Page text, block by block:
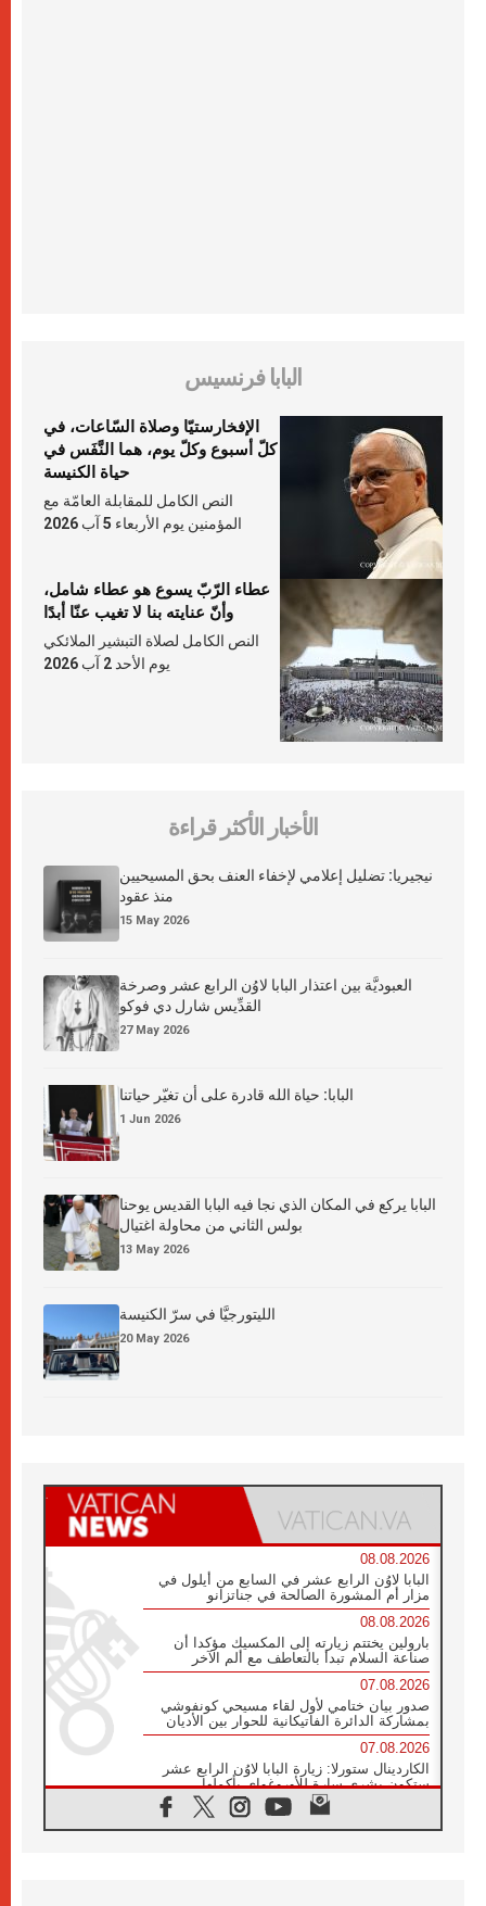
البابا فرنسيس
الإفخارستيّا وصلاة السّاعات، في
كلّ أسبوع وكلّ يوم، هما النَّفَس في
حياة الكنيسة
النص الكامل للمقابلة العامّة مع
المؤمنين يوم الأربعاء 5 آب 2026
عطاء الرّبّ يسوع هو عطاء شامل،
وأنّ عنايته بنا لا تغيب عنّا أبدًا
النص الكامل لصلاة التبشير الملائكي
يوم الأحد 2 آب 2026
الأخبار الأكثر قراءة
نيجيريا: تضليل إعلامي لإخفاء العنف بحق المسيحيين
منذ عقود
15 May 2026
العبوديَّة بين اعتذار البابا لاوُن الرابع عشر وصرخة
القدِّيس شارل دي فوكو
27 May 2026
البابا: حياة الله قادرة على أن تغيّر حياتنا
1 Jun 2026
البابا يركع في المكان الذي نجا فيه البابا القديس يوحنا
بولس الثاني من محاولة اغتيال
13 May 2026
الليتورجيَّا في سرّ الكنيسة
20 May 2026
08.08.2026
البابا لاوُن الرابع عشر في السابع من أيلول في
مزار أم المشورة الصالحة في جناتزانو
08.08.2026
بارولين يختتم زيارته إلى المكسيك مؤكدا أن
صناعة السلام تبدأ بالتعاطف مع ألم الآخر
07.08.2026
صدور بيان ختامي لأول لقاء مسيحي كونفوشي
بمشاركة الدائرة الفاتيكانية للحوار بين الأديان
07.08.2026
الكاردينال ستورلا: زيارة البابا لاوُن الرابع عشر
ستكون بشرى سارة للأوروغواي بأكملها
الفاتيكان يعلن برنامج الزيارة الرسولية للبابا لاوُن